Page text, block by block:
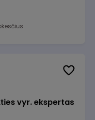
vyr. ekspertas